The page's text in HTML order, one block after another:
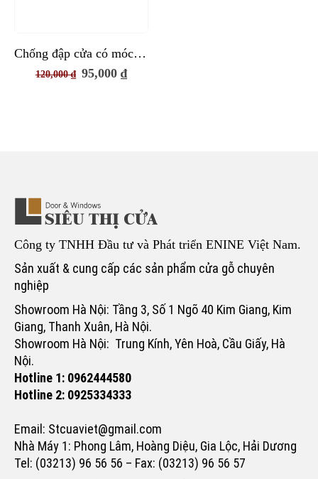
Chống đập cửa có móc treo
120,000₫ Giá
95,000₫Giá
Công ty TNHH Đầu tư và Phát triển ENINE Việt Nam.
Sản xuất & cung cấp các sản phẩm cửa gỗ chuyên
nghiệp
Showroom Hà Nội: Tầng 3, Số 1 Ngõ 40 Kim Giang, Kim
Giang, Thanh Xuân, Hà Nội.
Showroom Hà Nội: Trung Kính, Yên Hoà, Cầu Giấy, Hà
Nội.
Hotline 1: 0962444580
Hotline 2: 0925334333
Email: Stcuaviet@gmail.com
Nhà Máy 1: Phong Lâm, Hoàng Diệu, Gia Lộc, Hải Dương
Tel: (03213) 96 56 56 – Fax: (03213) 96 56 57